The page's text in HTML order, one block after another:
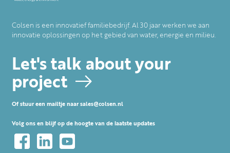
Colsen is een innovatief familiebedrijf. Al 30 jaar werken we aan
innovatie oplossingen op het gebied van water, energie en milieu.
Let's talk about your
project
Of stuur een mailtje naarsales@colsen.nl
Volg ons en blijf op de hoogte van de laatste updates